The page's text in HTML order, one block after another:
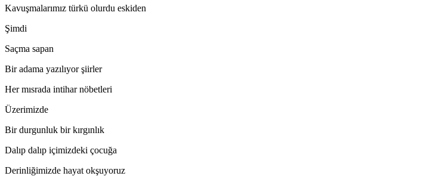
Kavuşmalarımız türkü olurdu eskiden
Şimdi
Saçma sapan
Bir adama yazılıyor şiirler
Her mısrada intihar nöbetleri
Üzerimizde
Bir durgunluk bir kırgınlık
Dalıp dalıp içimizdeki çocuğa
Derinliğimizde hayat okşuyoruz